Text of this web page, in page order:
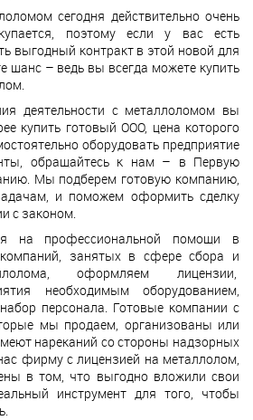
сегодня действительно очень
поэтому если у вас есть
выгодный контракт в этой новой для
шанс – ведь вы всегда можете купить
деятельности с металлоломом вы
купить готовый ООО, цена которого
оборудовать предприятие
обращайтесь к нам – в Первую
Мы подберем готовую компанию,
и поможем оформить сделку
с законом.
на профессиональной помощи в
занятых в сфере сбора и
оформляем лицензии,
необходимым оборудованием,
персонала. Готовые компании с
мы продаем, организованы или
нареканий со стороны надзорных
фирму с лицензией на металлолом,
в том, что выгодно вложили свои
инструмент для того, чтобы